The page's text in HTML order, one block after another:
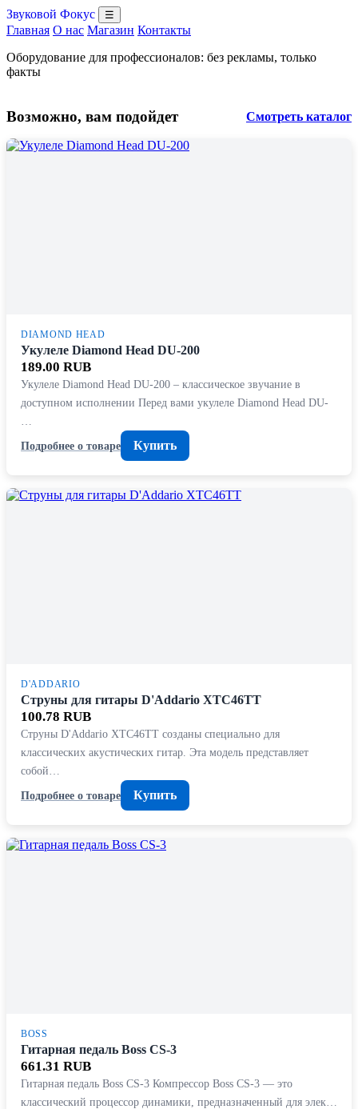
Звуковой Фокус ☰
Главная О нас Магазин Контакты
Оборудование для профессионалов: без рекламы, только
факты
Возможно, вам подойдет Смотреть каталог
DIAMOND HEAD
Укулеле Diamond Head DU-200
189.00 RUB
Укулеле Diamond Head DU-200 – классическое звучание в
доступном исполнении Перед вами укулеле Diamond Head DU-
Подробнее о товаре
Купить
D'ADDARIO
Струны для гитары D'Addario XTC46TT
100.78 RUB
Струны D'Addario XTC46TT созданы специально для
классических акустических гитар. Эта модель представляет
собой…
Подробнее о товаре
Купить
BOSS
Гитарная педаль Boss CS-3
661.31 RUB
Гитарная педаль Boss CS-3 Компрессор Boss CS-3 — это
классический процессор динамики, предназначенный для элек…